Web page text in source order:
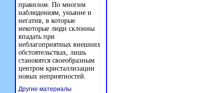
правилом. По многим
наблюдениям, уныние и
негатив, в которые
некоторые люди склонны
впадать при
неблагоприятных внешних
обстоятельствах, лишь
становятся своеобразным
центром кристаллизации
новых неприятностей.
Другие материалы